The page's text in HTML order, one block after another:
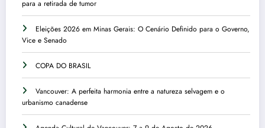
para a retirada de tumor
Eleições 2026 em Minas Gerais: O Cenário Definido para o Governo,
Vice e Senado
COPA DO BRASIL
Vancouver: A perfeita harmonia entre a natureza selvagem e o
urbanismo canadense